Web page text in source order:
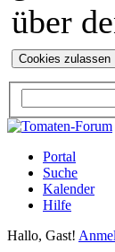
über
Portal
Suche
Kalender
Hilfe
Hallo, Gast!